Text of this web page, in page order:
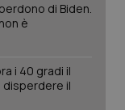
di Biden.
è
i 40 gradi il
disperdere il